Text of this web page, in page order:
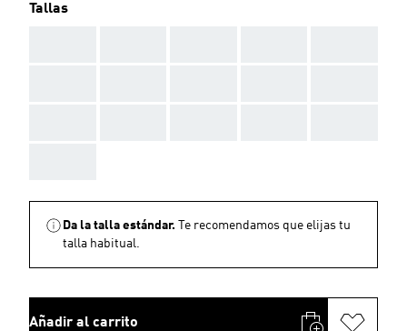
Tallas
Da la talla estándar.
Te recomendamos que elijas tu
talla habitual.
Añadir al carrito